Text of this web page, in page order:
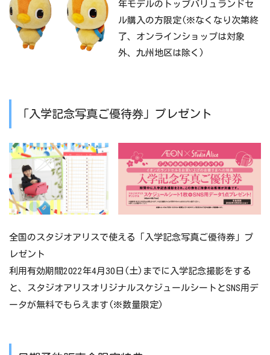
類14色
年モデルのトップバリュランドセ
ル購入の方限定(※なくなり次第終
了、オンラインショップは対象
外、九州地区は除く)
「入学記念写真ご優待券」プレゼント
全国のスタジオアリスで使える「入学記念写真ご優待券」プ
レゼント
利用有効期間2022年4月30日(土)までに入学記念撮影をする
と、スタジオアリスオリジナルスケジュールシートとSNS用デ
ータが無料でもらえます(※数量限定)